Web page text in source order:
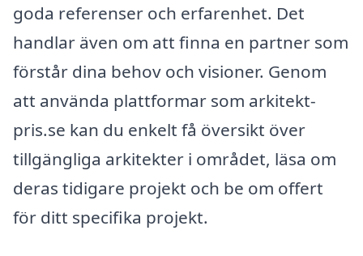
goda referenser och erfarenhet. Det
handlar även om att finna en partner som
förstår dina behov och visioner. Genom
att använda plattformar som arkitekt-
pris.se kan du enkelt få översikt över
tillgängliga arkitekter i området, läsa om
deras tidigare projekt och be om offert
för ditt specifika projekt.